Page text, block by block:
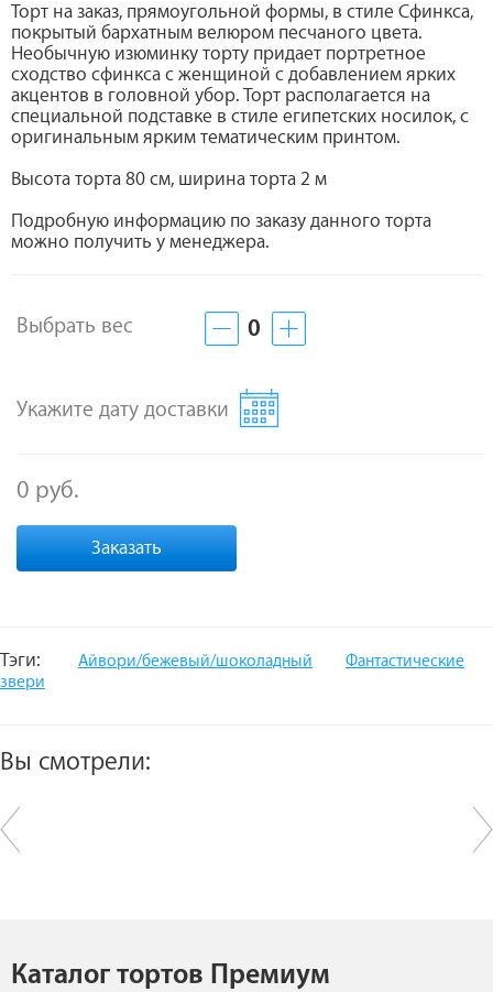
Торт на заказ, прямоугольной формы, в стиле Сфинкса,
покрытый бархатным велюром песчаного цвета.
Необычную изюминку торту придает портретное
сходство сфинкса с женщиной с добавлением ярких
акцентов в головной убор. Торт располагается на
специальной подставке в стиле египетских носилок, с
оригинальным ярким тематическим принтом.
Высота торта 80 см, ширина торта 2 м
Подробную информацию по заказу данного торта
можно получить у менеджера.
Выбрать вес 0
Укажите дату доставки
0 руб.
Заказать
Тэги: Айвори/бежевый/шоколадный
Фантастические
звери
Вы смотрели:
Каталог тортов Премиум